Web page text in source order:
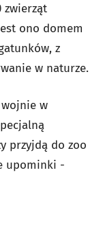
zwierząt
ono domem
z
w naturze.
w
przyjdą do zoo
upominki -